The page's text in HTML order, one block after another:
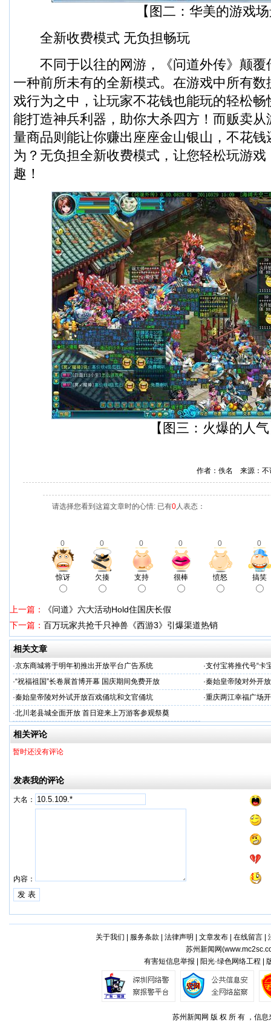
【图二：华美的游戏场
全新收费模式 无负担畅玩
不同于以往的网游，《问道外传》颠覆
一种前所未有的全新模式。在游戏中所有
戏行为之中，让玩家不花钱也能玩的轻松
能打造神兵利器，助你大杀四方！而贩卖
量商品则能让你赚出座座金山银山，不花
为？无负担全新收费模式，让您轻松玩游
趣！
【图三：火爆的人气
作者：佚名 来源：
请选择您看到这篇文章时的心情: 已有0人表态：
0 0 0 0 0 0
惊讶 欠揍 支持 很棒 愤怒 搞笑
上一篇：
《问道》六大活动Hold住国庆长假
下一篇： 百万玩家共抢千只神兽《西游3》引爆渠道热销
相关文章
·京东商城将于明年初推出开放平台广告系统 ·支付宝将推代号“卡
·“祝福祖国”长卷展首博开幕 国庆期间免费开放 ·秦始皇帝陵对外开
·秦始皇帝陵对外试开放百戏俑坑和文官俑坑 ·重庆两江幸福广场
·北川老县城全面开放 首日迎来上万游客参观祭奠
相关评论
暂时还没有评论
发表我的评论
大名：
内容：
关于我们 服务条款 法律声明 文章发布| 在线留言|
苏州新闻网(
有害短信息举报 | 阳光·绿色网络工程 |
苏州新闻网 版 权 所 有 ，信